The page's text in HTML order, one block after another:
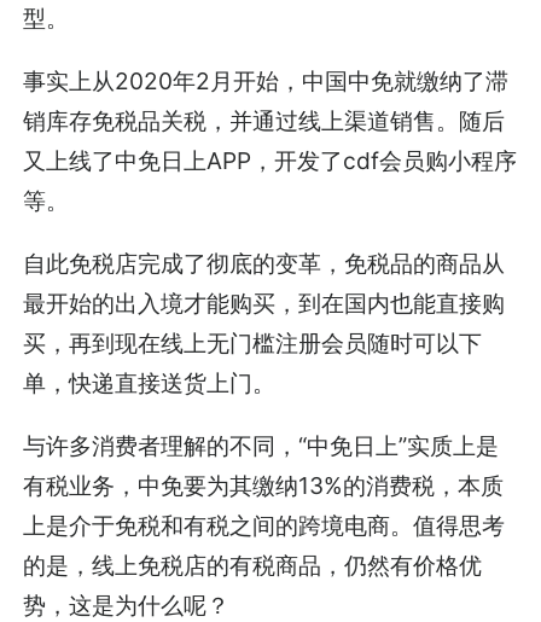
型。
事实上从2020年2月开始，中国中免就缴纳了滞
销库存免税品关税，并通过线上渠道销售。随后
又上线了中免日上APP，开发了cdf会员购小程序
等。
自此免税店完成了彻底的变革，免税品的商品从
最开始的出入境才能购买，到在国内也能直接购
买，再到现在线上无门槛注册会员随时可以下
单，快递直接送货上门。
与许多消费者理解的不同，“中免日上”实质上是
有税业务，中免要为其缴纳13%的消费税，本质
上是介于免税和有税之间的跨境电商。值得思考
的是，线上免税店的有税商品，仍然有价格优
势，这是为什么呢？